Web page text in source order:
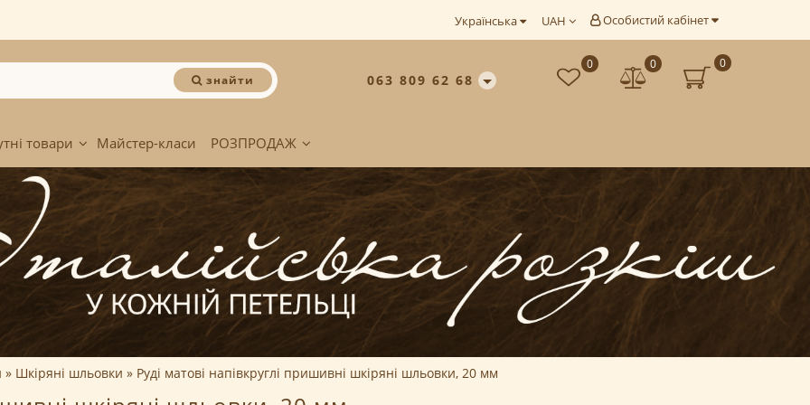
Особистий кабінет
UAH
Українська
знайти 063 809 62 68
0
0
0
товари Майстер-класи РОЗПРОДАЖ
Шкіряні шльовки Руді матові напівкруглі пришивні шкіряні шльовки, 20 мм